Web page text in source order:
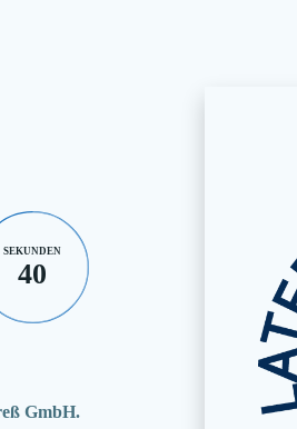
SEKUNDEN
39
GmbH.